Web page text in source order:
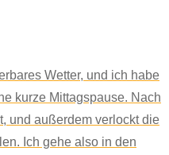
Wetter, und ich habe
kurze Mittagspause. Nach
und außerdem verlockt die
Ich gehe also in den